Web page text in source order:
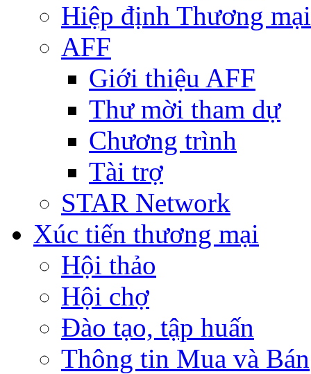
Hiệp định Thương
AFF
Giới thiệu AFF
Thư mời tham dự
Chương trình
Tài trợ
STAR Network
Xúc tiến thương mại
Hội thảo
Hội chợ
Đào tạo, tập huấn
Thông tin Mua và Bán